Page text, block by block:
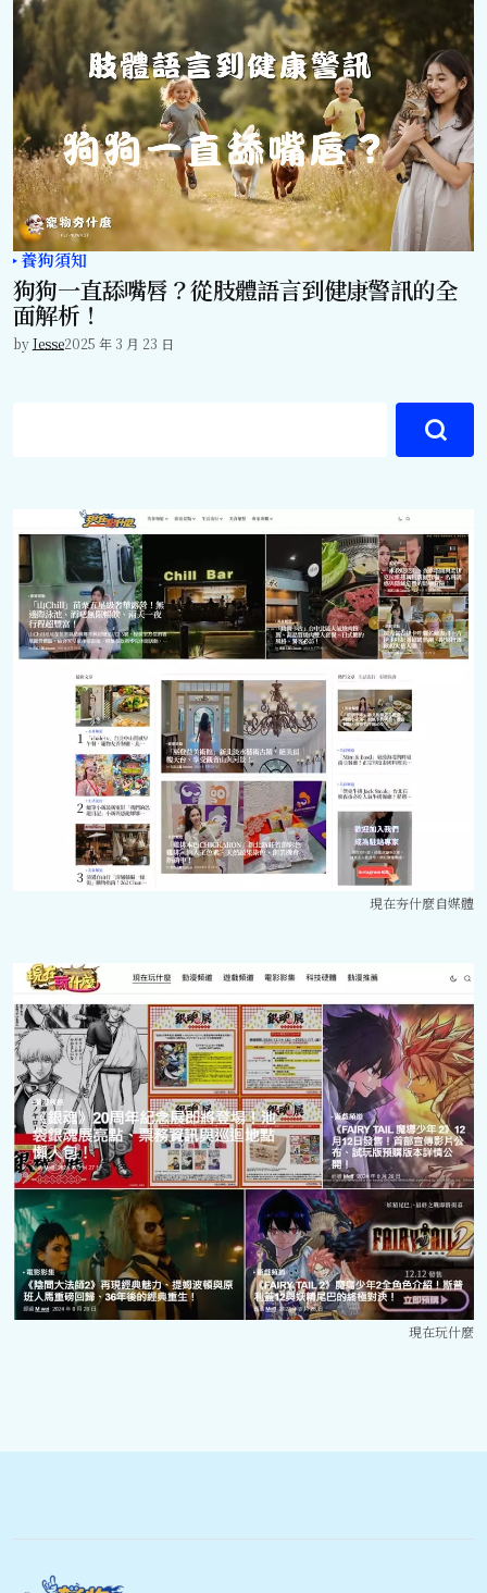
養狗須知
狗狗一直舔嘴唇？從肢體語言到健康警訊的全
面解析！
byJesse2025 年 3 月 23 日
現在夯什麼自媒體
現在玩什麼